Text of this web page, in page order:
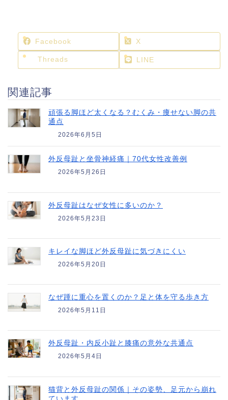
Facebook X
Threads LINE
関連記事
頑張る脚ほど太くなる？むくみ・痩せない脚の共
通点
2026年6月5日
外反母趾と坐骨神経痛｜70代女性改善例
2026年5月26日
外反母趾はなぜ女性に多いのか？
2026年5月23日
キレイな脚ほど外反母趾に気づきにくい
2026年5月20日
なぜ踵に重心を置くのか？足と体を守る歩き方
2026年5月11日
外反母趾・内反小趾と膝痛の意外な共通点
2026年5月4日
猫背と外反母趾の関係｜その姿勢、足元から崩れ